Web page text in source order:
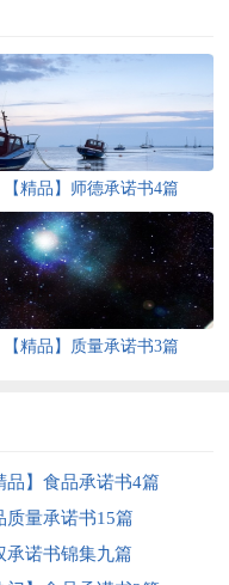
【精品】师德承诺书4篇
【精品】质量承诺书3篇
品】食品承诺书4篇
质量承诺书15篇
承诺书锦集九篇